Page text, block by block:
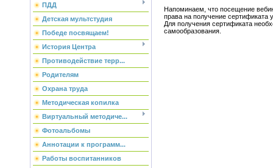
ПДД
Детская мультстудия
Победе посвящаем!
История Центра
Противодействие терр...
Родителям
Охрана труда
Методическая копилка
Виртуальный методиче...
Фотоальбомы
Аннотации к программ...
Работы воспитанников
Напоминаем, что посещение
права на получение сертификата
Для получения сертификата
самообразования.